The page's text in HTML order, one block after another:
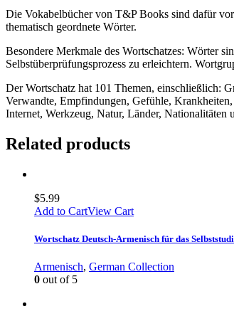
Die Vokabelbücher von T&P Books sind dafür
thematisch geordnete Wörter.
Besondere Merkmale des Wortschatzes: Wörter
Selbstüberprüfungsprozess zu erleichtern.
Der Wortschatz hat 101 Themen, einschließlich:
Verwandte, Empfindungen, Gefühle,
Internet, Werkzeug, Natur, Länder,
Related products
$5.99
Add to CartView Cart
Wortschatz Deutsch-Armenisch für das
Armenisch, German Collection
0 out of 5